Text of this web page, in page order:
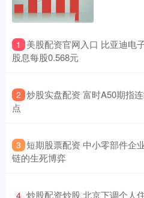
1
美股配资官网入口 比亚迪电
股息每股0.568元
2 炒股实盘配资 富时A50期指
点
3 短期股票配资 中小零部件企
链的生死博弈
4 炒股配资炒股 北京下调个人